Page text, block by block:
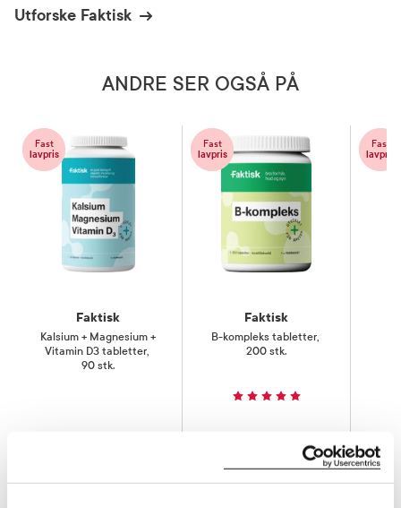
Næringsmiddel
Utforske Faktisk
ANDRE SER OGSÅ PÅ
Fast
lavpris
Faktisk
Kalsium + Magnesium +
Vitamin D3 tabletter,
90 stk.
Fast
lavpris
Faktisk
B-kompleks tabletter,
200 stk.
Fast
lavpris